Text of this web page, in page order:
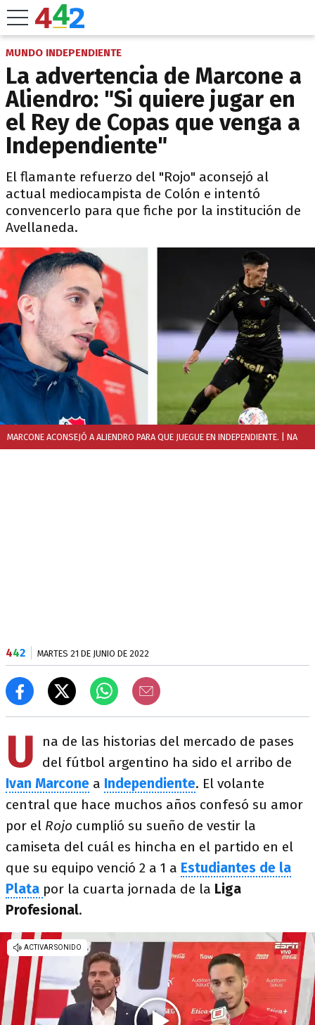
MUNDO INDEPENDIENTE
La advertencia de Marcone a
Aliendro: "Si quiere jugar en
el Rey de Copas que venga a
Independiente"
El flamante refuerzo del "Rojo" aconsejó al
actual mediocampista de Colón e intentó
convencerlo para que fiche por la institución de
Avellaneda.
MARCONE ACONSEJÓ A ALIENDRO PARA QUE JUEGUE EN INDEPENDIENTE. | NA
442 MARTES 21 DE JUNIO DE 2022
U
na de las historias del mercado de pases
del fútbol argentino ha sido el arribo de
Ivan Marcone a Independiente. El volante
central que hace muchos años confesó su amor
por el Rojo cumplió su sueño de vestir la
camiseta del cuál es hincha en el partido en el
que su equipo venció 2 a 1 a Estudiantes de la
Plata por la cuarta jornada de la Liga
Profesional.